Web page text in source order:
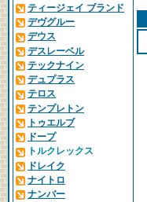
ティージェイ ブランド
デヴグルー
デウス
デスレーベル
テックナイン
デュプラス
テロス
テンプレトン
トゥエルブ
ドープ
トルクレックス
ドレイク
ナイトロ
ナンバー